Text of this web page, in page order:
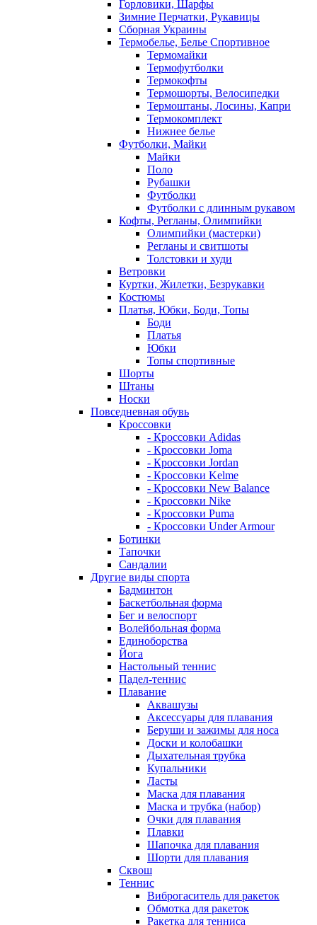
Горловики, Шарфы
Зимние Перчатки, Рукавицы
Сборная Украины
Термобелье, Белье Спортивное
Термомайки
Термофутболки
Термокофты
Термошорты, Велосипедки
Термоштаны, Лосины, Капри
Термокомплект
Нижнее белье
Футболки, Майки
Майки
Поло
Рубашки
Футболки
Футболки с длинным рукавом
Кофты, Регланы, Олимпийки
Олимпийки (мастерки)
Регланы и свитшоты
Толстовки и худи
Ветровки
Куртки, Жилетки, Безрукавки
Костюмы
Платья, Юбки, Боди, Топы
Боди
Платья
Юбки
Топы спортивные
Шорты
Штаны
Носки
Повседневная обувь
Кроссовки
- Кроссовки Adidas
- Кроссовки Joma
- Кроссовки Jordan
- Кроссовки Kelme
- Кроссовки New Balance
- Кроссовки Nike
- Кроссовки Puma
- Кроссовки Under Armour
Ботинки
Тапочки
Сандалии
Другие виды спорта
Бадминтон
Баскетбольная форма
Бег и велоспорт
Волейбольная форма
Единоборства
Йога
Настольный теннис
Падел-теннис
Плавание
Аквашузы
Аксессуары для плавания
Беруши и зажимы для носа
Доски и колобашки
Дыхательная трубка
Купальники
Ласты
Маска для плавания
Маска и трубка (набор)
Очки для плавания
Плавки
Шапочка для плавания
Шорти для плавания
Сквош
Теннис
Виброгаситель для ракеток
Обмотка для ракеток
Ракетка для тенниса